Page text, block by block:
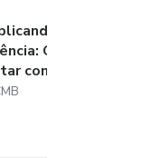
a
Como
com Sua Filha...